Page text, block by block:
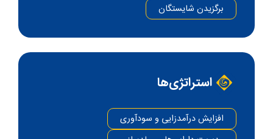
برگزیدن شایستگان
استراتژی‌ها
افزایش درآمدزایی و سودآوری